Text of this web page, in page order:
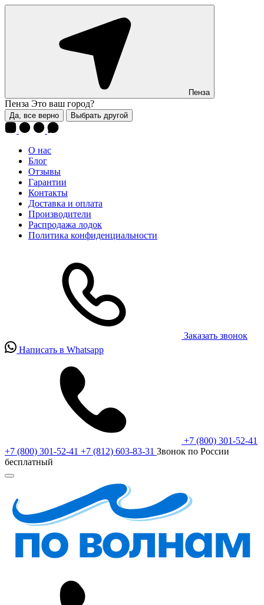
Пенза
Пенза Это ваш город?
Да, все верно Выбрать другой
О нас
Блог
Отзывы
Гарантии
Контакты
Доставка и оплата
Производители
Распродажа лодок
Политика конфиденциальности
Заказать звонок
Написать в Whatsapp
+7 (800) 301-52-41
+7 (800) 301-52-41 +7 (812) 603-83-31 Звонок по России
бесплатный